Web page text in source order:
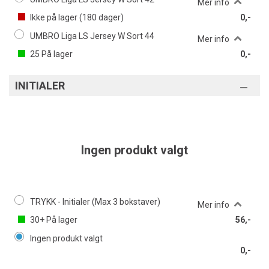
Mer info
Ikke på lager (180 dager)
0,-
UMBRO Liga LS Jersey W Sort 44
Mer info
25 På lager 0,-
INITIALER
Ingen produkt valgt
TRYKK - Initialer (Max 3 bokstaver)
Mer info
30+ På lager
56,-
Ingen produkt valgt
0,-